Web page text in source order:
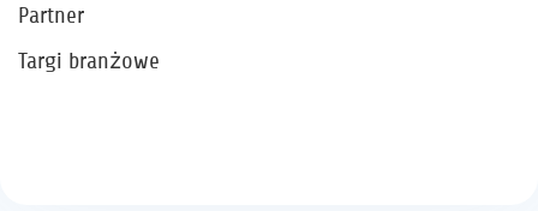
Partner
Targi branżowe